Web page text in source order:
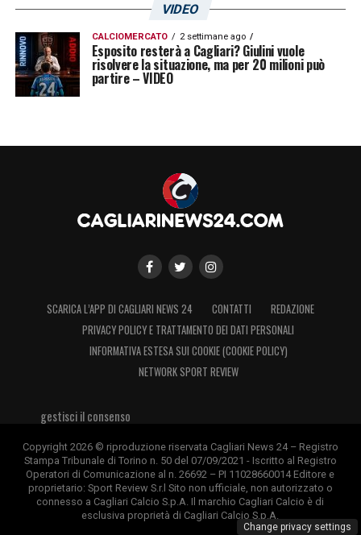
VIDEO
CALCIOMERCATO 2 settimane ago
Esposito resterà a Cagliari? Giulini vuole
risolvere la situazione, ma per 20 milioni può
partire – VIDEO
SCARICA L’APP DI CAGLIARI NEWS 24 CONTATTI
REDAZIONE
PRIVACY POLICY E TRATTAMENTO DEI DATI PERSONALI
INFORMATIVA ESTESA SUI COOKIE (COOKIE POLICY)
NETWORK SPORT REVIEW
gestisci il consenso
Copyright 2026 © riproduzione riservata Cagliari News 24 – Registro
Stampa Tribunale di Torino n. 50 del 07/09/2021 - Iscritto al Registro
Operatori di Comunicazione al n. 26692 – PI 11028660014 Editore e
proprietario: Sport Review S.r.l Sito non ufficiale, non autorizzato o
connesso a Cagliari Calcio S.p.A. Il marchio Cagliari Calcio è di
esclusiva proprietà di Cagliari Calcio S.p.A.
Change privacy settings